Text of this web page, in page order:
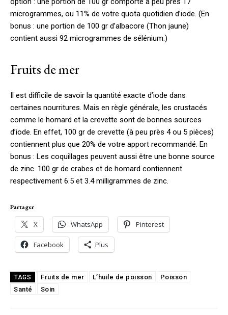
microgrammes, ou 11% de votre quota quotidien d’iode. (En
bonus : une portion de 100 gr d’albacore (Thon jaune)
contient aussi 92 microgrammes de sélénium.)
Fruits de mer
Il est difficile de savoir la quantité exacte d’iode dans
certaines nourritures. Mais en règle générale, les crustacés
comme le homard et la crevette sont de bonnes sources
d’iode. En effet, 100 gr de crevette (à peu près 4 ou 5 pièces)
contiennent plus que 20% de votre apport recommandé. En
bonus : Les coquillages peuvent aussi être une bonne source
de zinc. 100 gr de crabes et de homard contiennent
respectivement 6.5 et 3.4 milligrammes de zinc.
Partager
X WhatsApp Pinterest
Facebook Plus
TAGS Fruits de mer L’huile de poisson
Poisson
Santé
Soin